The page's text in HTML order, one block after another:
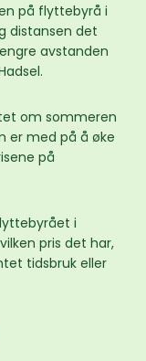
på flyttebyrå i
distansen det
avstanden
om sommeren
er med på å øke
på
i
pris det har,
tidsbruk eller